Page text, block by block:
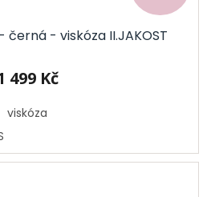
černá - viskóza II.JAKOST
499 Kč
viskóza